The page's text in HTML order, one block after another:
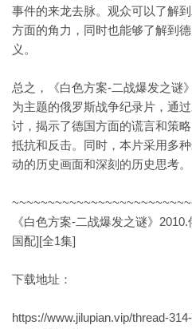
事件的来龙去脉。观众可以了解
方面的角力，同时也能够了解到
义。
总之，《白色方案-二战爆发之谜
为主题的俄罗斯战争纪录片，通
讨，揭示了德国方面的谎言和策
抵抗和反击。同时，本片采用多
动的历史画面和深刻的历史思考。
《白色方案-二战爆发之谜》
国配][全1集]
下载地址：
https://www.jilupian.vip/thread-